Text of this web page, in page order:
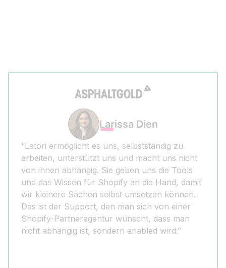
Larissa Dien
“Latori ermöglicht es uns, selbstständig zu
arbeiten, unterstützt uns und macht uns nicht
von ihnen abhängig. Sie geben uns die Tools
und das Wissen für Shopify an die Hand, damit
wir kleinere Sachen selbst umsetzen können.
Das ist der Support, den man sich von einer
Shopify-Partneragentur wünscht, dass man
nicht abhängig ist, sondern enabled wird.”